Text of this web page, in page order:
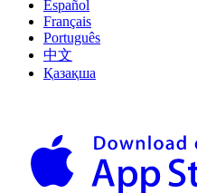
Español
Français
Português
中文
Қазақша